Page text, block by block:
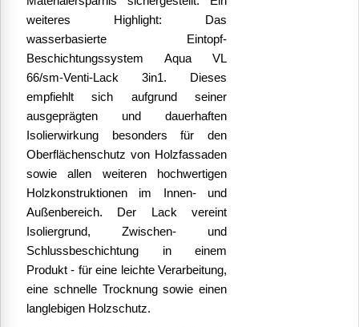
weiteres Highlight: Das
wasserbasierte Eintopf-
Beschichtungssystem Aqua VL
66/sm-Venti-Lack 3in1. Dieses
empfiehlt sich aufgrund seiner
ausgeprägten und dauerhaften
Isolierwirkung besonders für den
Oberflächenschutz von Holzfassaden
sowie allen weiteren hochwertigen
Holzkonstruktionen im Innen- und
Außenbereich. Der Lack vereint
Isoliergrund, Zwischen- und
Schlussbeschichtung in einem
Produkt - für eine leichte Verarbeitung,
eine schnelle Trocknung sowie einen
langlebigen Holzschutz.